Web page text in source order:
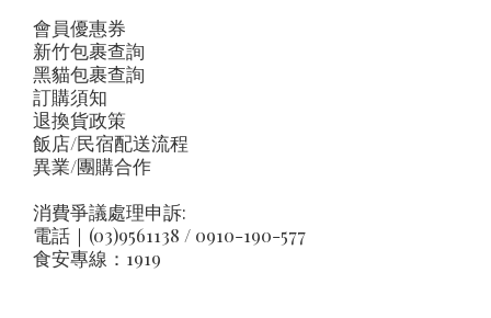
會員優惠券
新竹包裹查詢
黑貓包裹查詢
訂購須知
退換貨政策
飯店/民宿配送流程
異業/團購合作
消費爭議處理申訴:
電話｜(03)9561138 / 0910-190-577
食安專線：1919